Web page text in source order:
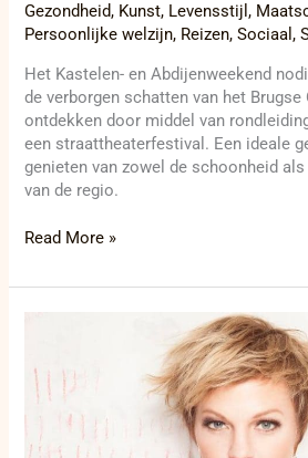
Gezondheid, Kunst, Levensstijl,
Persoonlijke welzijn, Reizen,Sociaal,
Het Kastelen- en Abdijenweekend
de verborgen schatten van het Brugse
ontdekken door middel van
een straattheaterfestival. Een ideale
genieten van zowel de schoonheid
van de regio.
Read More »
brengt
nieuwe
klanken